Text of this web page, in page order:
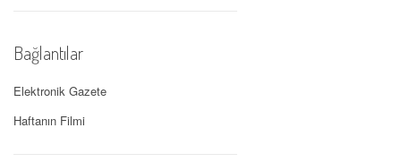
Bağlantılar
Elektronik Gazete
Haftanın Filmi